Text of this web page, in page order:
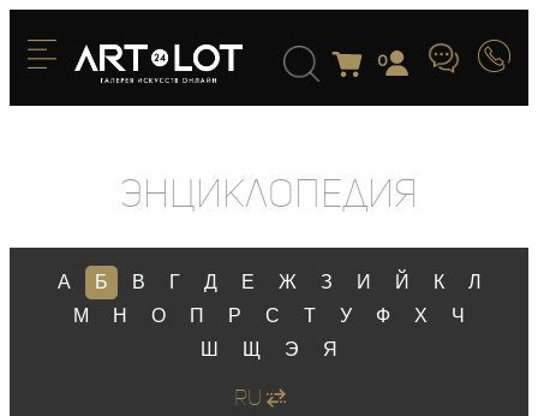
0
Энциклопедия
А Б В Г Д Е Ж З И Й К
Л
М
Н О П Р С Т У Ф Х
Ч
Ш
Щ Э Я
RU